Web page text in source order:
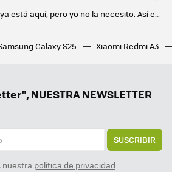
La PlayStation 5 Pro ya está aquí, pero yo no la necesito. Así es como juego a la Play desde mi móvil Android
Estos cinco juegos Android me han costado menos que una merienda. Y voy a disfrutarlos más
Estamos cada vez más cerca de tener un ‘Bizum europeo’. La clave está en la interconexión entre plataformas
Galaxy S25 Xiaomi Redmi A3
NUESTRA NEWSLETTER
SUSCRIBIR
nuestra política de privacidad